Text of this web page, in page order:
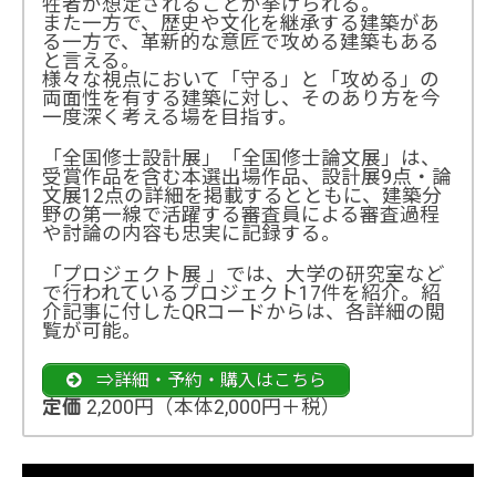
牲者が想定されることが挙げられる。
また一方で、歴史や文化を継承する建築があ
る一方で、革新的な意匠で攻める建築もある
と言える。
様々な視点において「守る」と「攻める」の
両面性を有する建築に対し、そのあり方を今
一度深く考える場を目指す。
「全国修士設計展」「全国修士論文展」は、
受賞作品を含む本選出場作品、設計展9点・論
文展12点の詳細を掲載するとともに、建築分
野の第一線で活躍する審査員による審査過程
や討論の内容も忠実に記録する。
「プロジェクト展 」では、大学の研究室など
で行われているプロジェクト17件を紹介。紹
介記事に付したQRコードからは、各詳細の閲
覧が可能。
⇒詳細・予約・購入はこちら
定価 2,200円（本体2,000円＋税）